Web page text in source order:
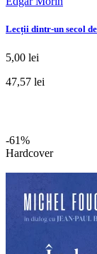
Lecții dintr-un secol
5,00 lei
47,57 lei
-61%
Hardcover